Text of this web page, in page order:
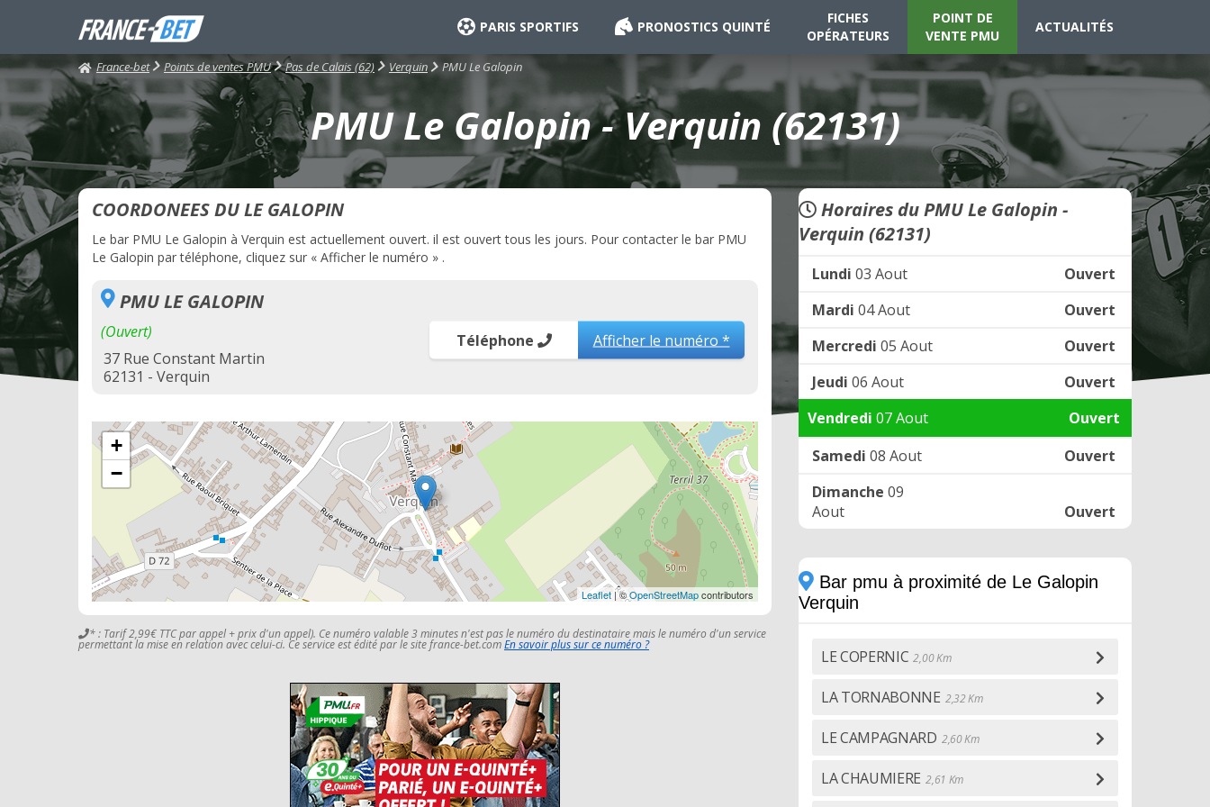
PARIS SPORTIFS PRONOSTICS QUINTÉ
FICHES
OPÉRATEURS
POINT DE
VENTE PMU
ACTUALITÉS
France-bet Points de ventes PMU Pas de Calais (62) Verquin PMU Le Galopin
PMU Le Galopin - Verquin (62131)
COORDONEES DU LE GALOPIN
Le bar PMU Le Galopin à Verquin est actuellement ouvert. il est ouvert tous les jours. Pour contacter le bar PMU
Le Galopin par téléphone, cliquez sur « Afficher le numéro » .
PMU LE GALOPIN
(Ouvert)
37 Rue Constant Martin
62131 - Verquin
Téléphone Afficher le numéro *
+
−
Leaflet | ©OpenStreetMapcontributors
* : Tarif 2,99€ TTC par appel + prix d'un appel). Ce numéro valable 3 minutes n'est pas le numéro du destinataire mais le numéro d'un service
permettant la mise en relation avec celui-ci. Ce service est édité par le site france-bet.comEn savoir plus sur ce numéro ?
Horaires du PMU Le Galopin -
Verquin (62131)
Lundi 03 Aout
Ouvert
Mardi 04 Aout
Ouvert
Mercredi 05 Aout
Ouvert
Jeudi 06 Aout
Ouvert
Vendredi 07 Aout
Ouvert
Samedi 08 Aout
Ouvert
Dimanche 09
Aout
Ouvert
Bar pmu à proximité de Le Galopin
Verquin
LE COPERNIC 2,00 Km
LA TORNABONNE 2,32 Km
LE CAMPAGNARD 2,60 Km
LA CHAUMIERE 2,61 Km